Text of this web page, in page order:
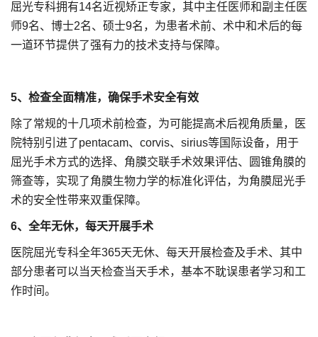
屈光专科拥有14名近视矫正专家，其中主任医师和副主任医
师9名、博士2名、硕士9名，为患者术前、术中和术后的每
一道环节提供了强有力的技术支持与保障。
5、检查全面精准，确保手术安全有效
除了常规的十几项术前检查，为可能提高术后视角质量，医
院特别引进了pentacam、corvis、sirius等国际设备，用于
屈光手术方式的选择、角膜交联手术效果评估、圆锥角膜的
筛查等，实现了角膜生物力学的标准化评估，为角膜屈光手
术的安全性带来双重保障。
6、全年无休，每天开展手术
医院屈光专科全年365天无休、每天开展检查及手术、其中
部分患者可以当天检查当天手术，基本不耽误患者学习和工
作时间。